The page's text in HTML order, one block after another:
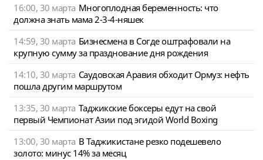
16:00, 30 марта Многоплодная беременность: что
должна знать мама 2-3-4-няшек
14:59, 30 марта Бизнесмена в Согде оштрафовали на
крупную сумму за празднование дня рождения
14:10, 30 марта Саудовская Аравия обходит Ормуз: нефть
пошла другим маршрутом
13:35, 30 марта Таджикские боксеры едут на свой
первый Чемпионат Азии под эгидой World Boxing
13:00, 30 марта В Таджикистане резко подешевело
золото: минус 14% за месяц